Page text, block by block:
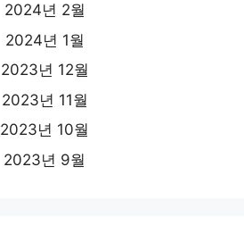
2024년 2월
2024년 1월
2023년 12월
2023년 11월
2023년 10월
2023년 9월